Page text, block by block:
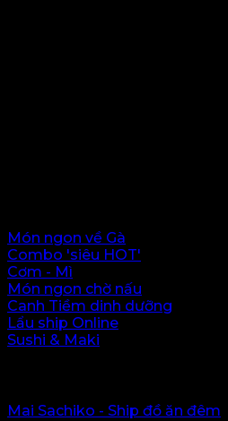
Món ngon về Gà
Combo 'siêu HOT'
Cơm - Mì
Món ngon chờ nấu
Canh Tiềm dinh dưỡng
Lẩu ship Online
Sushi & Maki
Mai Sachiko - Ship đồ ăn đêm